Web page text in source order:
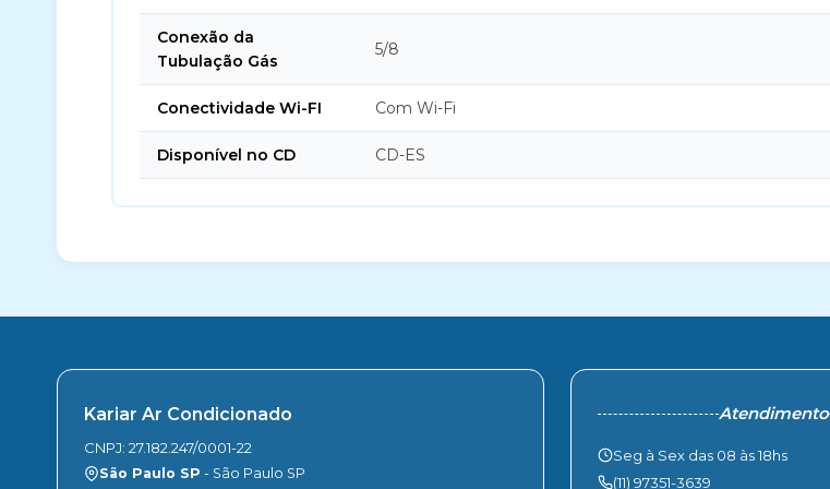
Conexão da
Tubulação Gás
5/8
Conectividade Wi-FI Com Wi-Fi
Disponível no CD CD-ES
Kariar Ar Condicionado
CNPJ: 27.182.247/0001-22
São Paulo SP - São Paulo SP
Atendimento
Seg à Sex das 08 às 18hs
(11) 97351-3639